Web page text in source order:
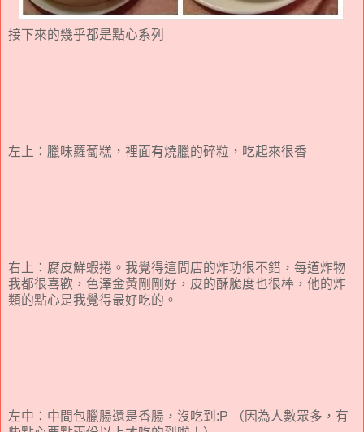
接下來的幾乎都是點心系列
左上：臘味蘿蔔糕，裡面有燒臘的碎粒，吃起來很香
右上：腐皮鮮蝦捲。我覺得這間店的炸功很不錯，每道炸物
我都很喜歡，色澤金黃剛剛好，皮的酥脆度也很棒，他的炸
類的點心是我覺得最好吃的。
左中：中間包臘腸還是香腸，沒吃到:P （因為人數眾多，有